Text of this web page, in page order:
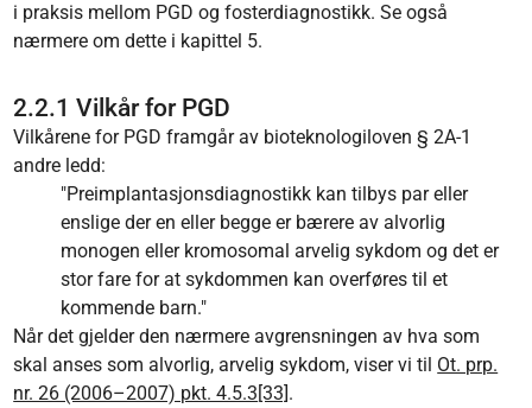
i praksis mellom PGD og fosterdiagnostikk. Se også
nærmere om dette i kapittel 5.
2.2.1 Vilkår for PGD
Vilkårene for PGD framgår av bioteknologiloven § 2A-1
andre ledd:
"Preimplantasjonsdiagnostikk kan tilbys par eller
enslige der en eller begge er bærere av alvorlig
monogen eller kromosomal arvelig sykdom og det er
stor fare for at sykdommen kan overføres til et
kommende barn."
Når det gjelder den nærmere avgrensningen av hva som
skal anses som alvorlig, arvelig sykdom, viser vi til Ot. prp.
nr. 26 (2006–2007) pkt. 4.5.3[33].